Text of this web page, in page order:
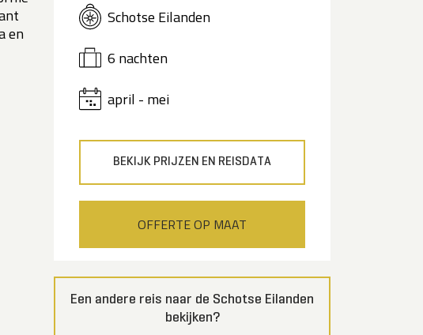
en
Schotse Eilanden
6 nachten
april - mei
BEKIJK PRIJZEN EN REISDATA
OFFERTE OP MAAT
Een andere reis naar de Schotse Eilanden
bekijken?